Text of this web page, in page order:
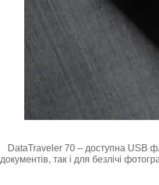
DataTraveler 70 – доступна USB
документів, так і для безлічі